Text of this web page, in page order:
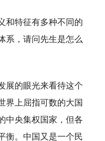
和特征有多种不同的
系，请问先生是怎么
展的眼光来看待这个
界上屈指可数的大国
中央集权国家，但各
衡。中国又是一个民